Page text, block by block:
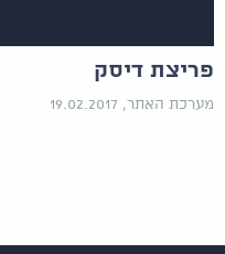
פריצת דיסק
מערכת האתר, 19.02.2017